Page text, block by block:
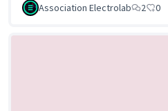
Association Electrolab 2 0